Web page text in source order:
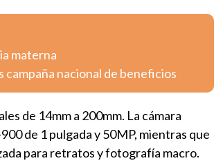
materna
nacional de beneficios
de 14mm a 200mm. La cámara
de 1 pulgada y 50MP, mientras que
para retratos y fotografía macro.